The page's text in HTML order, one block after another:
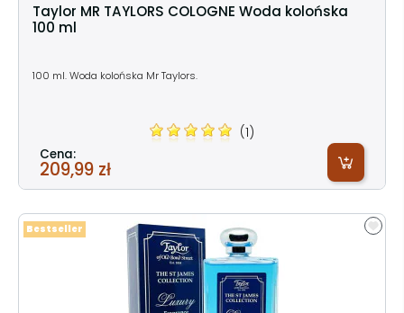
Taylor MR TAYLORS COLOGNE Woda kolońska
100 ml
100 ml. Woda kolońska Mr Taylors.
(1)
Cena:
209,99 zł
Bestseller